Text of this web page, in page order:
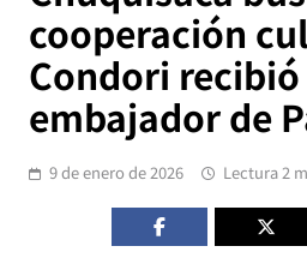
cooperación
Condori recibió
embajador de
9 de enero de 2026 Lectura 2